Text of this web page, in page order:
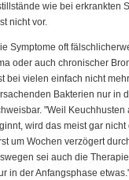
wie bei erkrankten
nicht vor.
Symptome oft
oder auch chronischer
bei vielen einfach nicht
Bakterien nur in
"Weil Keuchhusten
wird das meist gar nicht
um Wochen verzögert
sei auch die
in der Anfangsphase